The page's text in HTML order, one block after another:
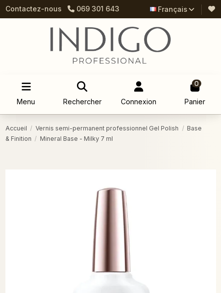
Contactez-nous 069 301 643 Français
Menu Rechercher Connexion
0
Panier
Accueil Vernis semi-permanent professionnel Gel Polish
Base
& Finition
Mineral Base - Milky 7 ml